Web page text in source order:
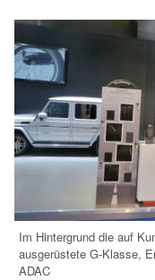
Im Hintergrund die auf
ausgerüstete G-Klasse,
ADAC